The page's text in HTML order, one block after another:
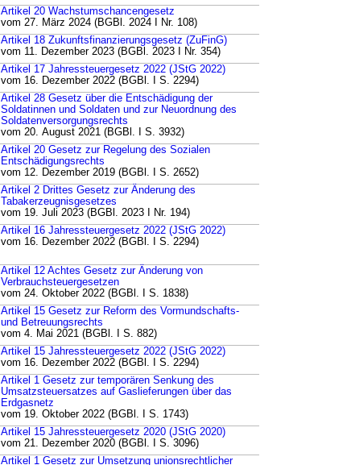
Artikel 20 Wachstumschancengesetz
vom 27. März 2024 (BGBl. 2024 I Nr. 108)
Artikel 18 Zukunftsfinanzierungsgesetz (ZuFinG)
vom 11. Dezember 2023 (BGBl. 2023 I Nr. 354)
Artikel 17 Jahressteuergesetz 2022 (JStG 2022)
vom 16. Dezember 2022 (BGBl. I S. 2294)
Artikel 28 Gesetz über die Entschädigung der
Soldatinnen und Soldaten und zur Neuordnung des
Soldatenversorgungsrechts
vom 20. August 2021 (BGBl. I S. 3932)
Artikel 20 Gesetz zur Regelung des Sozialen
Entschädigungsrechts
vom 12. Dezember 2019 (BGBl. I S. 2652)
Artikel 2 Drittes Gesetz zur Änderung des
Tabakerzeugnisgesetzes
vom 19. Juli 2023 (BGBl. 2023 I Nr. 194)
Artikel 16 Jahressteuergesetz 2022 (JStG 2022)
vom 16. Dezember 2022 (BGBl. I S. 2294)
Artikel 12 Achtes Gesetz zur Änderung von
Verbrauchsteuergesetzen
vom 24. Oktober 2022 (BGBl. I S. 1838)
Artikel 15 Gesetz zur Reform des Vormundschafts-
und Betreuungsrechts
vom 4. Mai 2021 (BGBl. I S. 882)
Artikel 15 Jahressteuergesetz 2022 (JStG 2022)
vom 16. Dezember 2022 (BGBl. I S. 2294)
Artikel 1 Gesetz zur temporären Senkung des
Umsatzsteuersatzes auf Gaslieferungen über das
Erdgasnetz
vom 19. Oktober 2022 (BGBl. I S. 1743)
Artikel 15 Jahressteuergesetz 2020 (JStG 2020)
vom 21. Dezember 2020 (BGBl. I S. 3096)
Artikel 1 Gesetz zur Umsetzung unionsrechtlicher